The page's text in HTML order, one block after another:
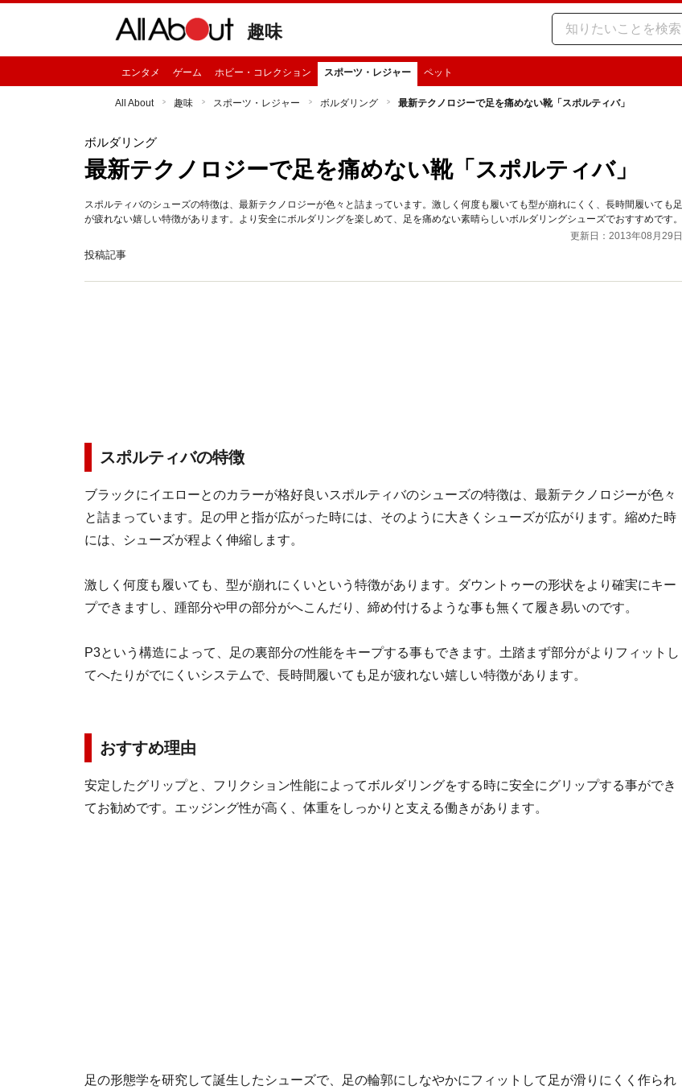
趣味
エンタメ ゲーム ホビー・コレクション スポーツ・レジャー ペット
All About 趣味 スポーツ・レジャー ボルダリング 最新テクノロジーで足を痛めない靴「スポルティバ」
ボルダリング
最新テクノロジーで足を痛めない靴「スポルティバ」
スポルティバのシューズの特徴は、最新テクノロジーが色々と詰まっています。激しく何度も履いても型が崩れにくく、長時間履いても足
が疲れない嬉しい特徴があります。より安全にボルダリングを楽しめて、足を痛めない素晴らしいボルダリングシューズでおすすめです。
更新日：2013年08月29日
投稿記事
スポルティバの特徴
ブラックにイエローとのカラーが格好良いスポルティバのシューズの特徴は、最新テクノロジーが色々
と詰まっています。足の甲と指が広がった時には、そのように大きくシューズが広がります。縮めた時
には、シューズが程よく伸縮します。
激しく何度も履いても、型が崩れにくいという特徴があります。ダウントゥーの形状をより確実にキー
プできますし、踵部分や甲の部分がへこんだり、締め付けるような事も無くて履き易いのです。
P3という構造によって、足の裏部分の性能をキープする事もできます。土踏まず部分がよりフィットし
てへたりがでにくいシステムで、長時間履いても足が疲れない嬉しい特徴があります。
おすすめ理由
安定したグリップと、フリクション性能によってボルダリングをする時に安全にグリップする事ができ
てお勧めです。エッジング性が高く、体重をしっかりと支える働きがあります。
足の形態学を研究して誕生したシューズで、足の輪郭にしなやかにフィットして足が滑りにくく作られ